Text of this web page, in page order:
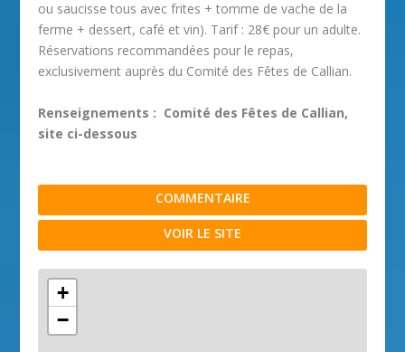
ou saucisse tous avec frites + tomme de vache de la
ferme + dessert, café et vin). Tarif : 28€ pour un adulte.
Réservations recommandées pour le repas,
exclusivement auprès du Comité des Fêtes de Callian.
Renseignements : Comité des Fêtes de Callian,
site ci-dessous
COMMENTAIRE
VOIR LE SITE
+
−